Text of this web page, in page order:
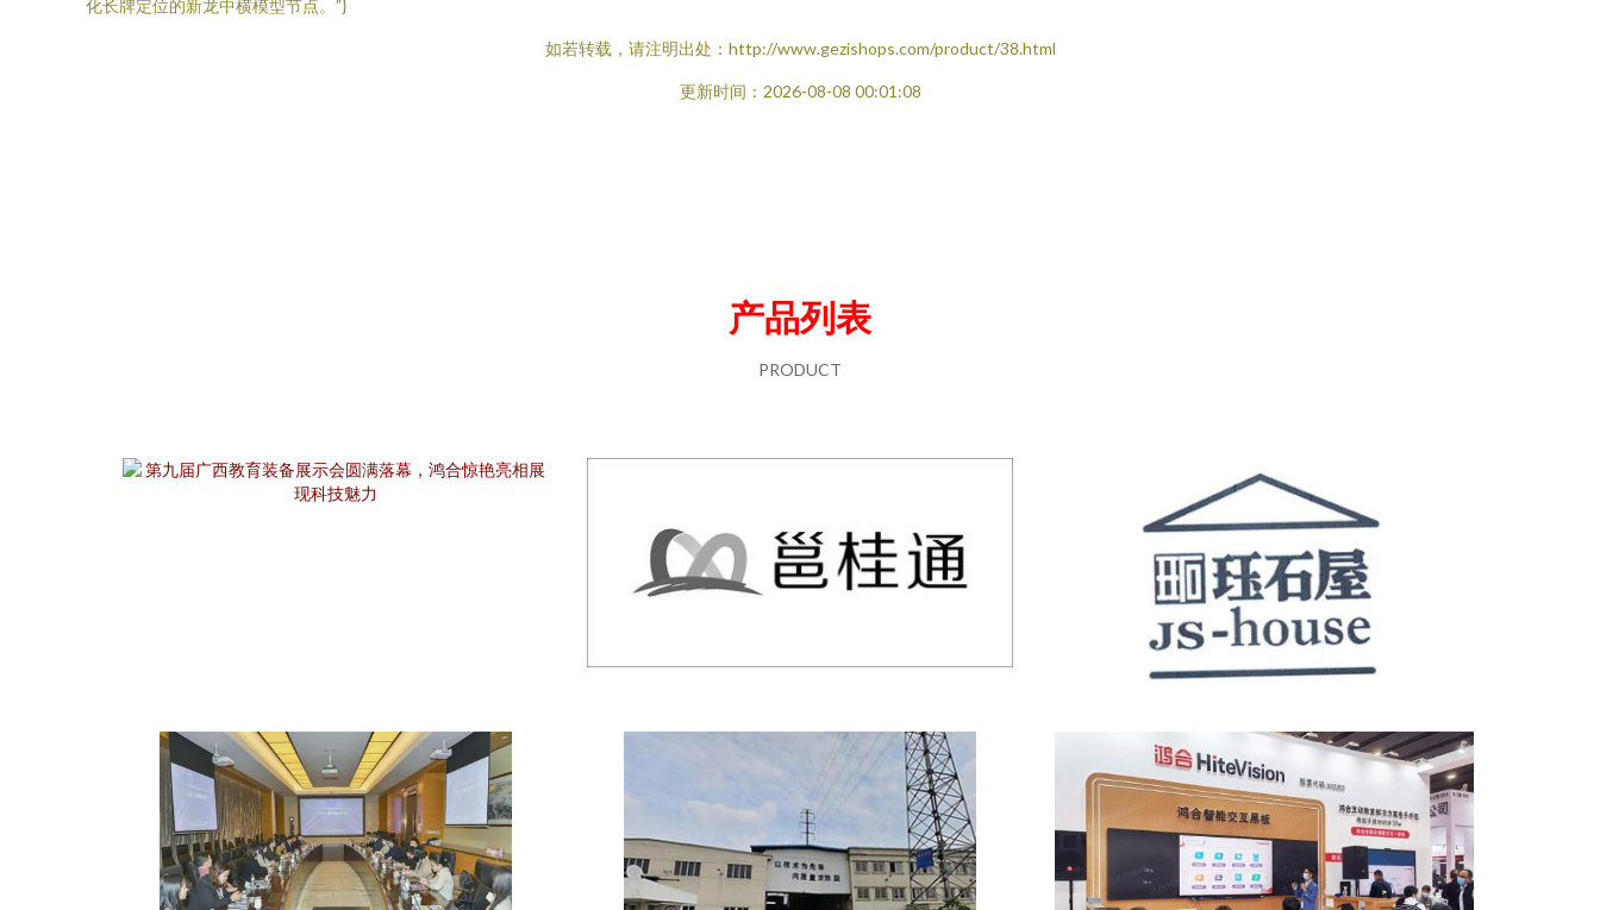
化长牌定位的新龙中横模型节点。”}
如若转载，请注明出处：http://www.gezishops.com/product/38.html
更新时间：2026-08-08 00:01:08
产品列表
PRODUCT